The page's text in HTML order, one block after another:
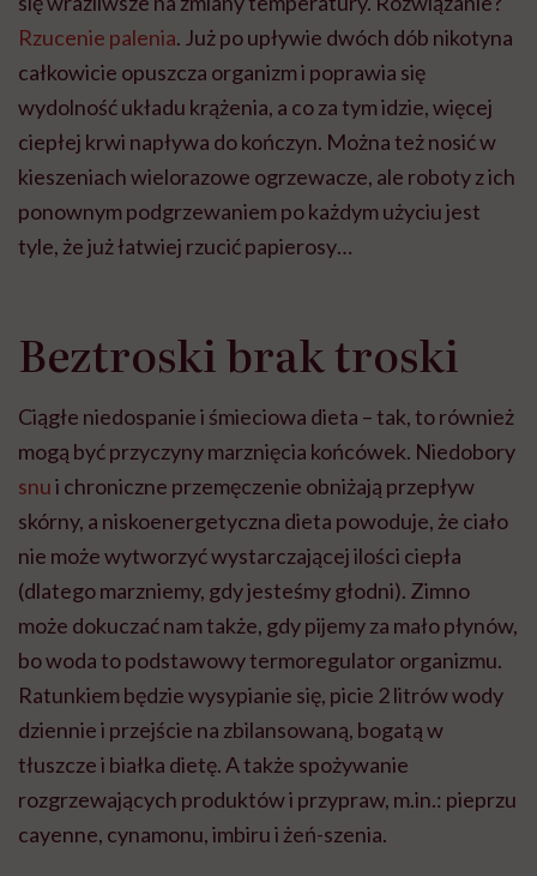
Rzucenie palenia. Już po upływie dwóch dób nikotyna
całkowicie opuszcza organizm i poprawia się
wydolność układu krążenia, a co za tym idzie, więcej
ciepłej krwi napływa do kończyn. Można też nosić w
kieszeniach wielorazowe ogrzewacze, ale roboty z ich
ponownym podgrzewaniem po każdym użyciu jest
tyle, że już łatwiej rzucić papierosy…
Beztroski brak troski
Ciągłe niedospanie i śmieciowa dieta – tak, to również
mogą być przyczyny marznięcia końcówek. Niedobory
snui chroniczne przemęczenie obniżają przepływ
skórny, a niskoenergetyczna dieta powoduje, że ciało
nie może wytworzyć wystarczającej ilości ciepła
(dlatego marzniemy, gdy jesteśmy głodni). Zimno
może dokuczać nam także, gdy pijemy za mało płynów,
bo woda to podstawowy termoregulator organizmu.
Ratunkiem będzie wysypianie się, picie 2 litrów wody
dziennie i przejście na zbilansowaną, bogatą w
tłuszcze i białka dietę. A także spożywanie
rozgrzewających produktów i przypraw, m.in.: pieprzu
cayenne, cynamonu, imbiru i żeń-szenia.